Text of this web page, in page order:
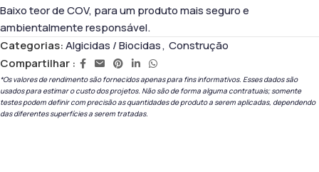
Baixo teor de COV, para um produto mais seguro e
ambientalmente responsável.
Categorias:Algicidas / Biocidas, Construção
Compartilhar :
*Os valores de rendimento são fornecidos apenas para fins informativos. Esses dados são
usados ​​para estimar o custo dos projetos. Não são de forma alguma contratuais; somente
testes podem definir com precisão as quantidades de produto a serem aplicadas, dependendo
das diferentes superfícies a serem tratadas.